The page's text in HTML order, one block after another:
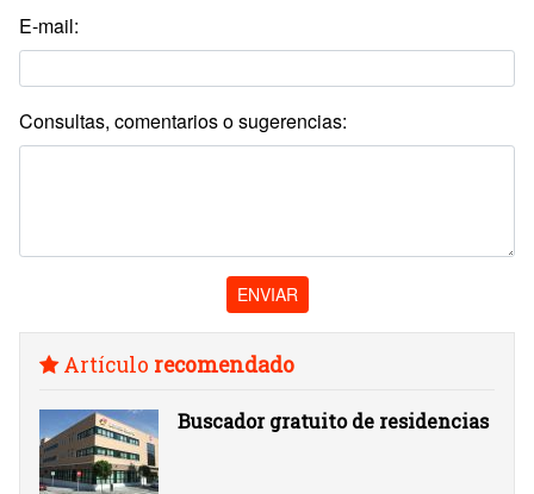
E-mail:
Consultas, comentarios o sugerencias:
ENVIAR
Artículo recomendado
Buscador gratuito de residencias